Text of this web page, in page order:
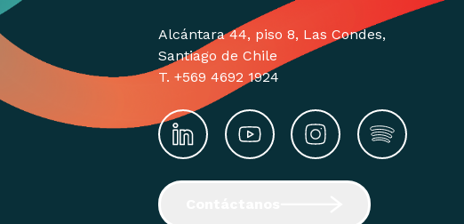
Alcántara 44, piso 8, Las Condes,
Santiago de Chile
T. +569 4692 1924